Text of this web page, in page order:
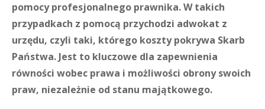
pomocy profesjonalnego prawnika. W takich
przypadkach z pomocą przychodzi adwokat z
urzędu, czyli taki, którego koszty pokrywa Skarb
Państwa. Jest to kluczowe dla zapewnienia
równości wobec prawa i możliwości obrony swoich
praw, niezależnie od stanu majątkowego.